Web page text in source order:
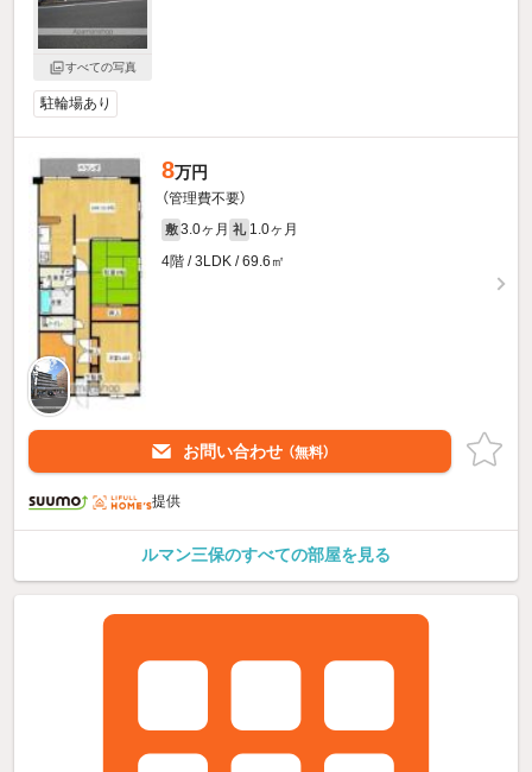
すべての写真
駐輪場あり
8万円
（管理費不要）
敷 3.0ヶ月 礼 1.0ヶ月
4階 / 3LDK / 69.6㎡
お問い合わせ （無料）
提供
ルマン三保のすべての部屋を見る